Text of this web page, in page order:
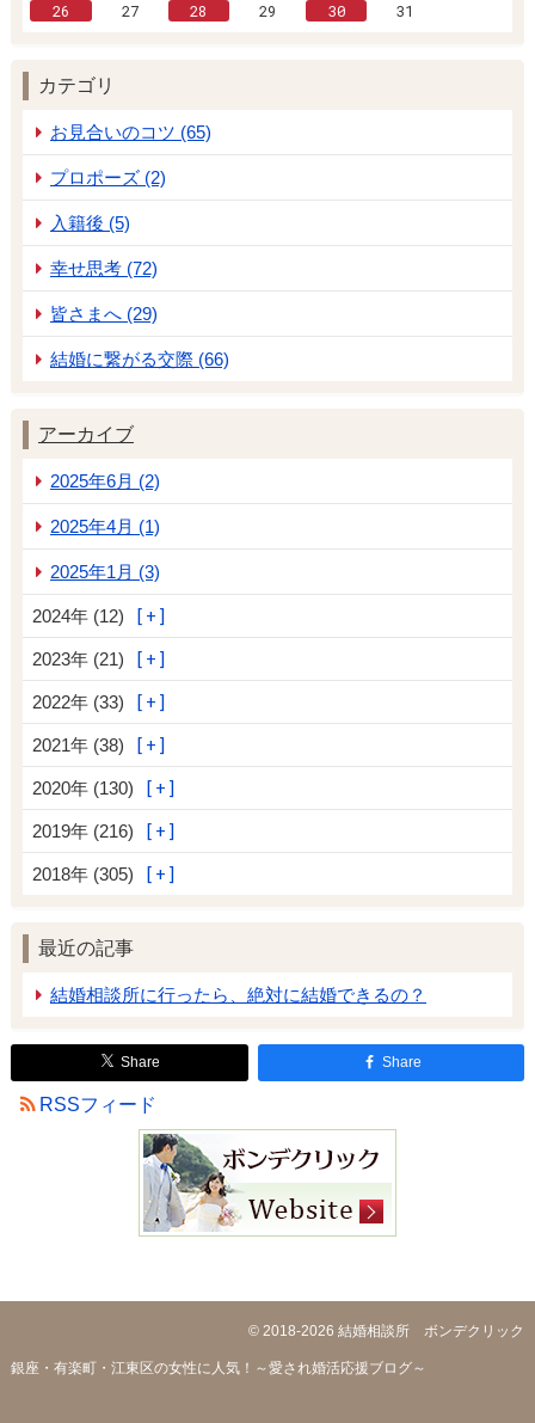
26
27 28 29 30 31
カテゴリ
お見合いのコツ (65)
プロポーズ (2)
入籍後 (5)
幸せ思考 (72)
皆さまへ (29)
結婚に繋がる交際 (66)
アーカイブ
2025年6月 (2)
2025年4月 (1)
2025年1月 (3)
2024年 (12)
2023年 (21)
2022年 (33)
2021年 (38)
2020年 (130)
2019年 (216)
2018年 (305)
最近の記事
結婚相談所に行ったら、絶対に結婚できるの？
Share Share
RSSフィード
© 2018-2026 結婚相談所 ボンデクリック
銀座・有楽町・江東区の女性に人気！～愛され婚活応援ブログ～